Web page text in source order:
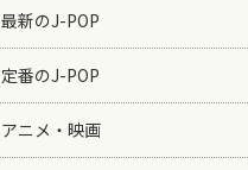
最新のJ-POP
定番のJ-POP
アニメ・映画